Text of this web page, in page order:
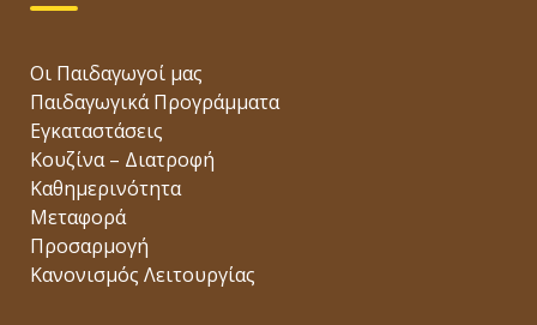
Οι Παιδαγωγοί μας
Παιδαγωγικά Προγράμματα
Εγκαταστάσεις
Κουζίνα – Διατροφή
Καθημερινότητα
Μεταφορά
Προσαρμογή
Κανονισμός Λειτουργίας